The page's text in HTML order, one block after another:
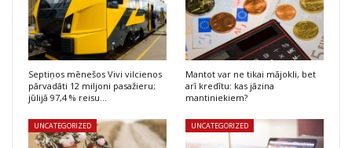
Septiņos mēnešos Vivi vilcienos
pārvadāti 12 miljoni pasažieru;
jūlijā 97,4 % reisu…
Mantot var ne tikai mājokli, bet
arī kredītu: kas jāzina
mantiniekiem?
UNCATEGORIZED UNCATEGORIZED